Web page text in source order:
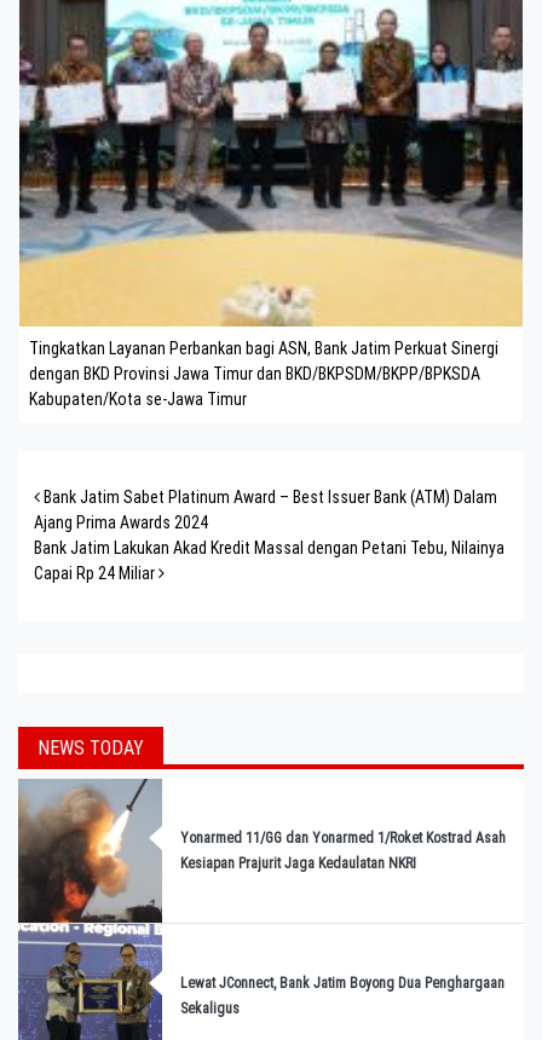
Tingkatkan Layanan Perbankan bagi ASN, Bank Jatim Perkuat Sinergi
dengan BKD Provinsi Jawa Timur dan BKD/BKPSDM/BKPP/BPKSDA
Kabupaten/Kota se-Jawa Timur
Post navigation
Bank Jatim Sabet Platinum Award – Best Issuer Bank (ATM) Dalam
Ajang Prima Awards 2024
Bank Jatim Lakukan Akad Kredit Massal dengan Petani Tebu, Nilainya
Capai Rp 24 Miliar
NEWS TODAY
Yonarmed 11/GG dan Yonarmed 1/Roket Kostrad Asah
Kesiapan Prajurit Jaga Kedaulatan NKRI
Lewat JConnect, Bank Jatim Boyong Dua Penghargaan
Sekaligus